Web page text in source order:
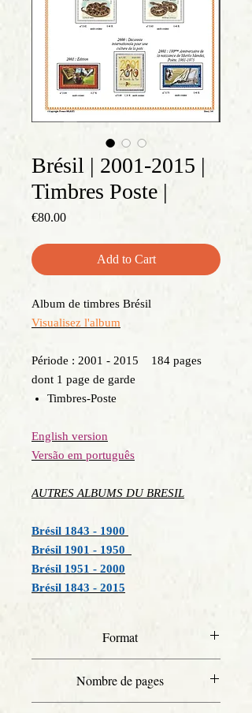
Brésil | 2001-2015 |
Timbres Poste |
€80.00Price
Add to Cart
Album de timbres Brésil
Visualisez l'album
Période : 2001 - 2015 184 pages
dont 1 page de garde
Timbres-Poste
English version
Versão em português
AUTRES ALBUMS DU BRESIL
Brésil 1843 - 1900
Brésil 1901 - 1950
Brésil 1951 - 2000
Brésil 1843 - 2015
Format
Nombre de pages